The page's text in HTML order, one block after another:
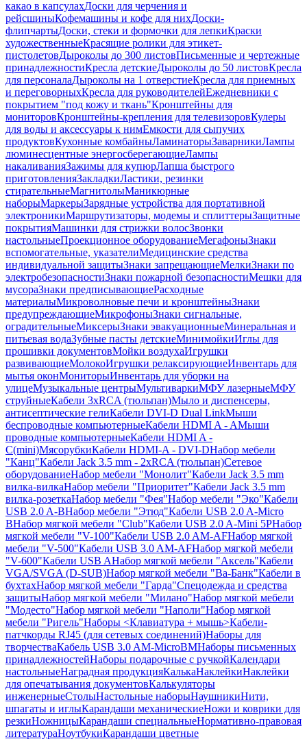
какао в капсулахДоски для черчения и
рейсшиныКофемашины и кофе для нихДоски-
флипчартыДоски, стеки и формочки для лепкиКраски
художественныеКрасящие ролики для этикет-
пистолетовДыроколы до 300 листовПисьменные и чертежные
принадлежностиКресла детскиеДыроколы до 50 листовКресла
для персоналаДыроколы на 1 отверстиеКресла для приемных
и переговорныхКресла для руководителейЕжедневники с
покрытием "под кожу и ткань"Кронштейны для
мониторовКронштейны-крепления для телевизоровКулеры
для воды и аксессуары к нимЕмкости для сыпучих
продуктовКухонные комбайныЛаминаторыЗаварникиЛампы
люминесцентные энергосберегающиеЛампы
накаливанияЗажимы для купюрЛапша быстрого
приготовленияЗакладкиЛастики, резинки
стирательныеМагнитолыМаникюрные
наборыМаркерыЗарядные устройства для портативной
электроникиМаршрутизаторы, модемы и сплиттерыЗащитные
покрытияМашинки для стрижки волосЗвонки
настольныеПроекционное оборудованиеМегафоныЗнаки
вспомогательные, указателиМедицинские средства
индивидуальной защитыЗнаки запрещающиеМелкиЗнаки по
электробезопасностиЗнаки пожарной безопасностиМешки для
мусораЗнаки предписывающиеРасходные
материалыМикроволновые печи и кронштейныЗнаки
предупреждающиеМикрофоныЗнаки сигнальные,
оградительныеМиксерыЗнаки эвакуационныеМинеральная и
питьевая водаЗубные пасты детскиеМинимойкиИглы для
прошивки документовМойки воздухаИгрушки
развивающиеМолокоИгрушки релаксирующиеИнвентарь для
мытья оконМониторыИнвентарь для уборки на
улицеМузыкальные центрыМультиваркиМФУ лазерныеМФУ
струйныеКабели 3xRCA (тюльпан)Мыло и диспенсеры,
антисептические гелиКабели DVI-D Dual LinkМыши
беспроводные компьютерныеКабели HDMI A - AМыши
проводные компьютерныеКабели HDMI A -
C(mini)МясорубкиКабели HDMI-A - DVI-DНабор мебели
"Канц"Кабели Jack 3.5 mm - 2xRCA (тюльпан)Сетевое
оборудованиеНабор мебели "Монолит"Кабели Jack 3.5 mm
вилка-вилкаНабор мебели "Приоритет"Кабели Jack 3.5 mm
вилка-розеткаНабор мебели "Фея"Набор мебели "Эко"Кабели
USB 2.0 A-BНабор мебели "Этюд"Кабели USB 2.0 A-Micro
BНабор мягкой мебели "Club"Кабели USB 2.0 A-Mini 5PНабор
мягкой мебели "V-100"Кабели USB 2.0 AM-AFНабор мягкой
мебели "V-500"Кабели USB 3.0 AM-AFНабор мягкой мебели
"V-600"Кабели USB AНабор мягкой мебели "Аксель"Кабели
VGA/SVGA (D-SUB)Набор мягкой мебели "Ва-Банк"Кабели в
бухтахНабор мягкой мебели "Гарда"Спецодежда и средства
защитыНабор мягкой мебели "Милано"Набор мягкой мебели
"Модесто"Набор мягкой мебели "Наполи"Набор мягкой
мебели "Ригель"Наборы <Клавиатура + мышь>Кабели-
патчкорды RJ45 (для сетевых соединений)Наборы для
творчестваКабель USB 3.0 AM-MicroBMНаборы письменных
принадлежностейНаборы подарочные с ручкойКалендари
настольныеНаградная продукцияКалькаНаклейкиНаклейки
для опечатывания документовКалькуляторы
инженерныеСтолыНастольные наборыНаушникиНити,
шпагаты и иглыКарандаши механическиеНожи и коврики для
резкиНожницыКарандаши специальныеНормативно-правовая
литератураНоутбукиКарандаши цветные